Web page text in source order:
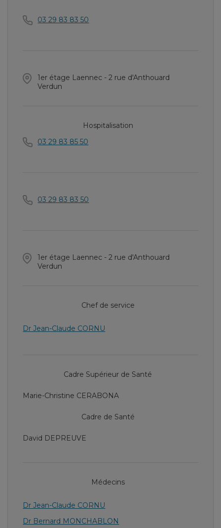
03 29 83 83 50
1er étage Laennec - 2 rue d'Anthouard
Verdun
Hospitalisation
03 29 83 85 50
03 29 83 83 50
1er étage Laennec - 2 rue d'Anthouard
Verdun
Chef de service
Dr Jean-Claude CORNU
Cadre Supérieur de Santé
Marie-Christine CERABONA
Cadre de Santé
David DEPREUVE
Médecins
Dr Jean-Claude CORNU
Dr Bernard MONCHABLON